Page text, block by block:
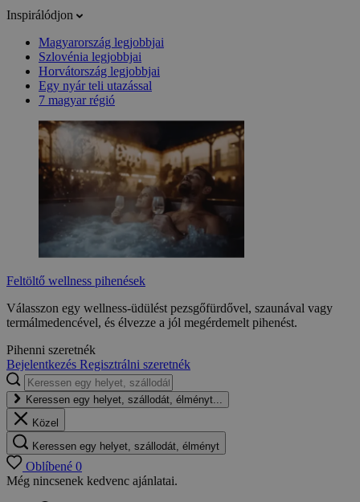
Inspirálódjon
Magyarország legjobbjai
Szlovénia legjobbjai
Horvátország legjobbjai
Egy nyár teli utazással
7 magyar régió
Feltöltő wellness pihenések
Válasszon egy wellness-üdülést pezsgőfürdővel, szaunával vagy
termálmedencével, és élvezze a jól megérdemelt pihenést.
Pihenni szeretnék
Bejelentkezés Regisztrálni szeretnék
Keressen egy helyet, szállodát, élményt...
Közel
Keressen egy helyet, szállodát, élményt
Oblíbené 0
Még nincsenek kedvenc ajánlatai.